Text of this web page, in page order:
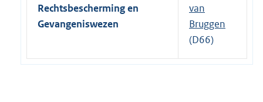
Rechtsbescherming en
Gevangeniswezen
van
Bruggen
(D66)